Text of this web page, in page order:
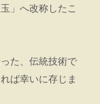
」へ改称したこ
た、伝統技術で
ば幸いに存じま